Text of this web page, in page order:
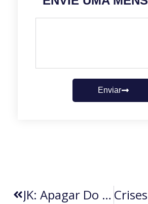
Enviar
JK: Apagar Do Nome Do Brasil O Qualificativo De País Subdesenvolvido (por Carlos Alberto Teixeira De Oliveira)